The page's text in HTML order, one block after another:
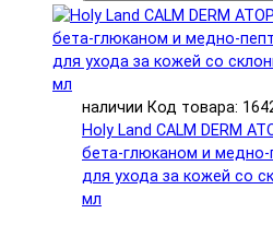
наличии Код товара:
Holy Land CALM DERM
бета-глюканом и
для ухода за кожей со
мл